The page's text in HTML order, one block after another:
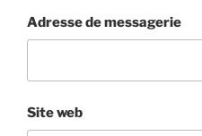
Adresse de messagerie
Site web